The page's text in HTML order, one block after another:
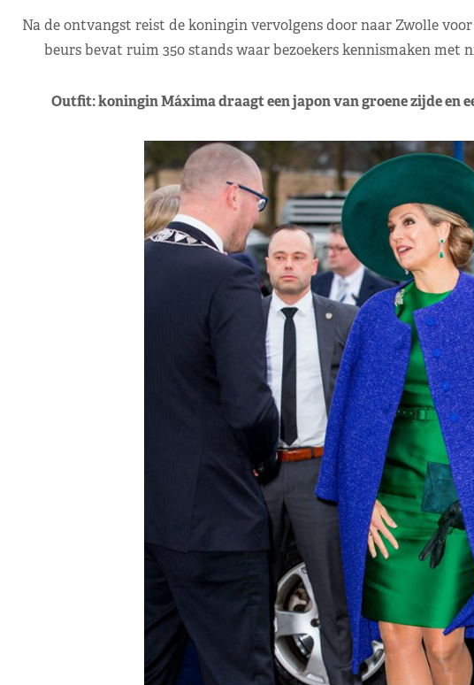
Na de ontvangst reist de koningin vervolgens door naar Zwolle
beurs bevat ruim 350 stands waar bezoekers kennismaken met
Outfit: koningin Máxima draagt een japon van groene zijde en